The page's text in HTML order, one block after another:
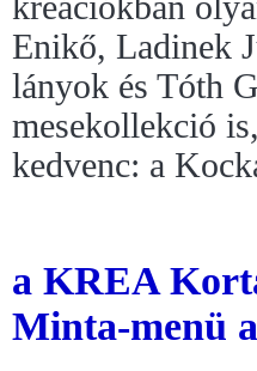
Enikő, Ladinek
lányok és Tóth
mesekollekció
kedvenc: a
a KREA
Minta-menü